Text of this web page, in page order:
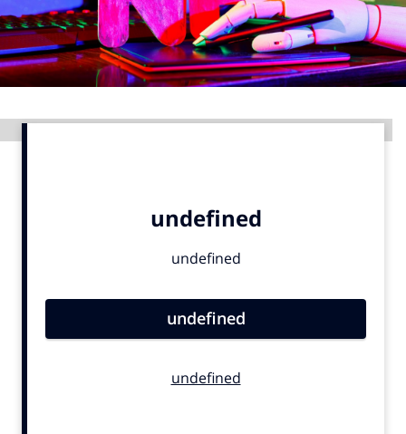
Adverteren
Events
Opleidingen
Academy
Carriere
Contentmarketing